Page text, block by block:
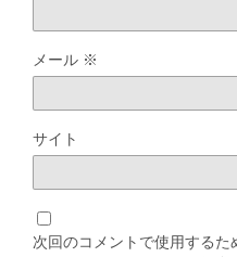
メール ※
サイト
次回のコメントで使用する